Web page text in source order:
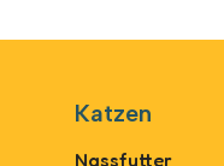
Katzen
Nassfutter